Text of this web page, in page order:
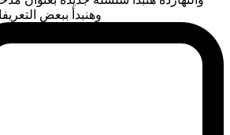
وهنبدأ ببعض